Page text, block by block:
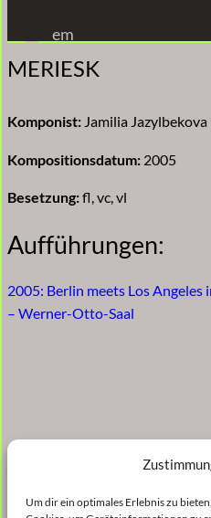
Um dir ein optimales Erlebnis zu
Inhalt
springen
em
MERIESK
Komponist:Jamilia Jazylbekova
Kompositionsdatum: 2005
Besetzung:fl, vc, vl
Aufführungen:
2005: Berlin meets Los
– Werner-Otto-Saal